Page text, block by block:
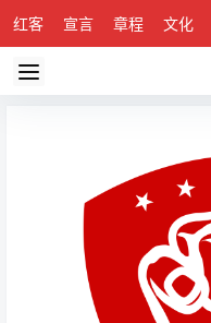
红客 宣言 章程 文化